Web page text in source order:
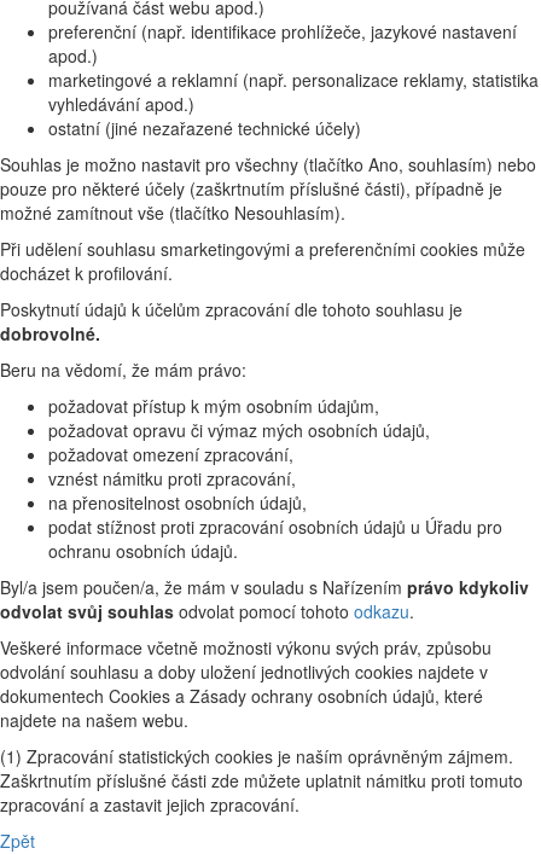
používaná část webu apod.)
preferenční (např. identifikace prohlížeče, jazykové nastavení
apod.)
marketingové a reklamní (např. personalizace reklamy, statistika
vyhledávání apod.)
ostatní (jiné nezařazené technické účely)
Souhlas je možno nastavit pro všechny (tlačítko Ano, souhlasím) nebo
pouze pro některé účely (zaškrtnutím příslušné části), případně je
možné zamítnout vše (tlačítko Nesouhlasím).
Při udělení souhlasu smarketingovými a preferenčními cookies může
docházet k profilování.
Poskytnutí údajů k účelům zpracování dle tohoto souhlasu je
dobrovolné.
Beru na vědomí, že mám právo:
požadovat přístup k mým osobním údajům,
požadovat opravu či výmaz mých osobních údajů,
požadovat omezení zpracování,
vznést námitku proti zpracování,
na přenositelnost osobních údajů,
podat stížnost proti zpracování osobních údajů u Úřadu pro
ochranu osobních údajů.
Byl/a jsem poučen/a, že mám v souladu s Nařízením právo kdykoliv
odvolat svůj souhlas odvolat pomocí tohoto odkazu.
Veškeré informace včetně možnosti výkonu svých práv, způsobu
odvolání souhlasu a doby uložení jednotlivých cookies najdete v
dokumentech Cookies a Zásady ochrany osobních údajů, které
najdete na našem webu.
(1) Zpracování statistických cookies je naším oprávněným zájmem.
Zaškrtnutím příslušné části zde můžete uplatnit námitku proti tomuto
zpracování a zastavit jejich zpracování.
Zpět